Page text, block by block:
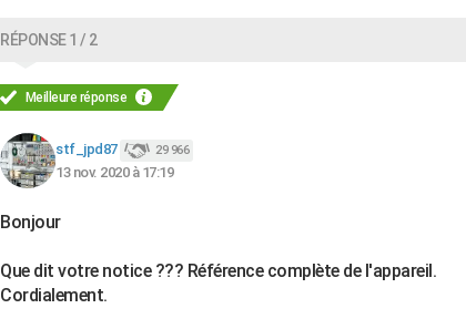
RÉPONSE 1 / 2
Meilleure réponse
stf_jpd87 29 966
13 nov. 2020 à 17:19
Bonjour
Que dit votre notice ??? Référence complète de l'appareil.
Cordialement.